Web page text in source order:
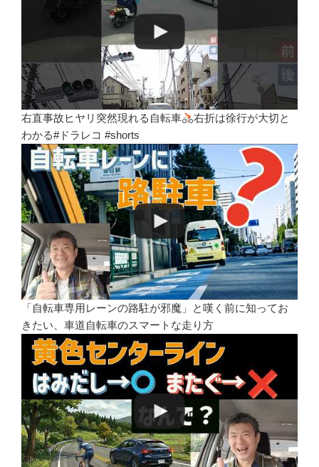
右直事故ヒヤリ突然現れる自転車
右折は徐行が大切と
わかる#ドラレコ #shorts
「自転車専用レーンの路駐が邪魔」と嘆く前に知ってお
きたい、車道自転車のスマートな走り方